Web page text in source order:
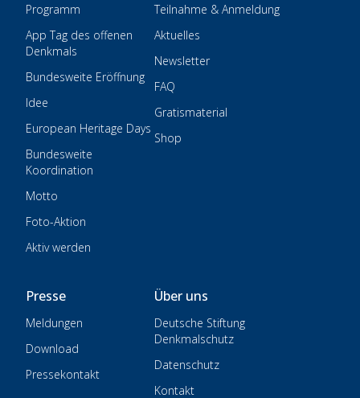
Programm
App Tag des offenen
Denkmals
Bundesweite Eröffnung
Idee
European Heritage Days
Bundesweite
Koordination
Motto
Foto-Aktion
Aktiv werden
Teilnahme & Anmeldung
Aktuelles
Newsletter
FAQ
Gratismaterial
Shop
Presse
Meldungen
Download
Pressekontakt
Über uns
Deutsche Stiftung
Denkmalschutz
Datenschutz
Kontakt